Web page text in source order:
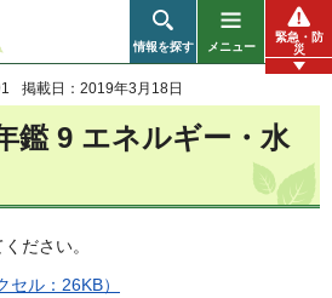
情報を探す メニュー
緊急・防
災
掲載日：2019年3月18日
鑑 9 エネルギー・水
ださい。
ル：26KB）